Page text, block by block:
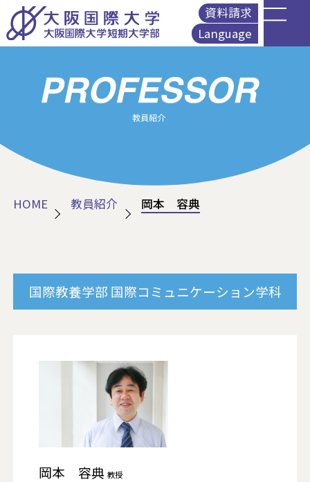
資料請求
Language
简体中文
繁體中文
HOME 教員紹介 岡本 容典
国際教養学部 国際コミュニケーション学科
岡本 容典 教授